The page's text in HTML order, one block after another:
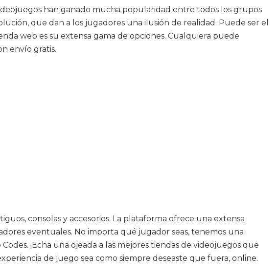
han ganado mucha popularidad entre todos los grupos
que dan a los jugadores una ilusión de realidad. Puede ser el
web es su extensa gama de opciones. Cualquiera puede
envío gratis.
consolas y accesorios. La plataforma ofrece una extensa
eventuales. No importa qué jugador seas, tenemos una
¡Echa una ojeada a las mejores tiendas de videojuegos que
de juego sea como siempre deseaste que fuera, online.